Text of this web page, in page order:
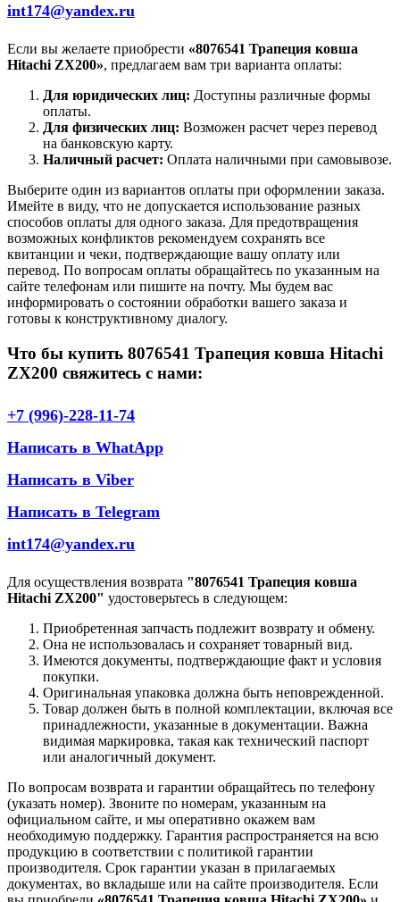
int174@yandex.ru
Если вы желаете приобрести «8076541 Трапеция ковша
Hitachi ZX200», предлагаем вам три варианта оплаты:
Для юридических лиц: Доступны различные формы
оплаты.
Для физических лиц: Возможен расчет через перевод
на банковскую карту.
Наличный расчет: Оплата наличными при самовывозе.
Выберите один из вариантов оплаты при оформлении заказа.
Имейте в виду, что не допускается использование разных
способов оплаты для одного заказа. Для предотвращения
возможных конфликтов рекомендуем сохранять все
квитанции и чеки, подтверждающие вашу оплату или
перевод. По вопросам оплаты обращайтесь по указанным на
сайте телефонам или пишите на почту. Мы будем вас
информировать о состоянии обработки вашего заказа и
готовы к конструктивному диалогу.
Что бы купить 8076541 Трапеция ковша Hitachi
ZX200 свяжитесь с нами:
+7 (996)-228-11-74
Написать в WhatApp
Написать в Viber
Написать в Telegram
int174@yandex.ru
Для осуществления возврата "8076541 Трапеция ковша
Hitachi ZX200" удостоверьтесь в следующем:
Приобретенная запчасть подлежит возврату и обмену.
Она не использовалась и сохраняет товарный вид.
Имеются документы, подтверждающие факт и условия
покупки.
Оригинальная упаковка должна быть неповрежденной.
Товар должен быть в полной комплектации, включая все
принадлежности, указанные в документации. Важна
видимая маркировка, такая как технический паспорт
или аналогичный документ.
По вопросам возврата и гарантии обращайтесь по телефону
(указать номер). Звоните по номерам, указанным на
официальном сайте, и мы оперативно окажем вам
необходимую поддержку. Гарантия распространяется на всю
продукцию в соответствии с политикой гарантии
производителя. Срок гарантии указан в прилагаемых
документах, во вкладыше или на сайте производителя. Если